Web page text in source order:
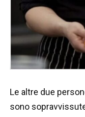
Le altre due
sono